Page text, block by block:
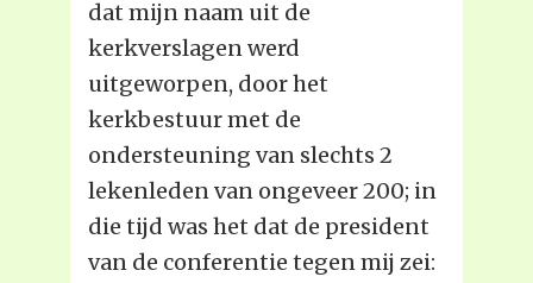
dat mijn naam uit de
kerkverslagen werd
uitgeworpen, door het
kerkbestuur met de
ondersteuning van slechts 2
lekenleden van ongeveer 200; in
die tijd was het dat de president
van de conferentie tegen mij zei: